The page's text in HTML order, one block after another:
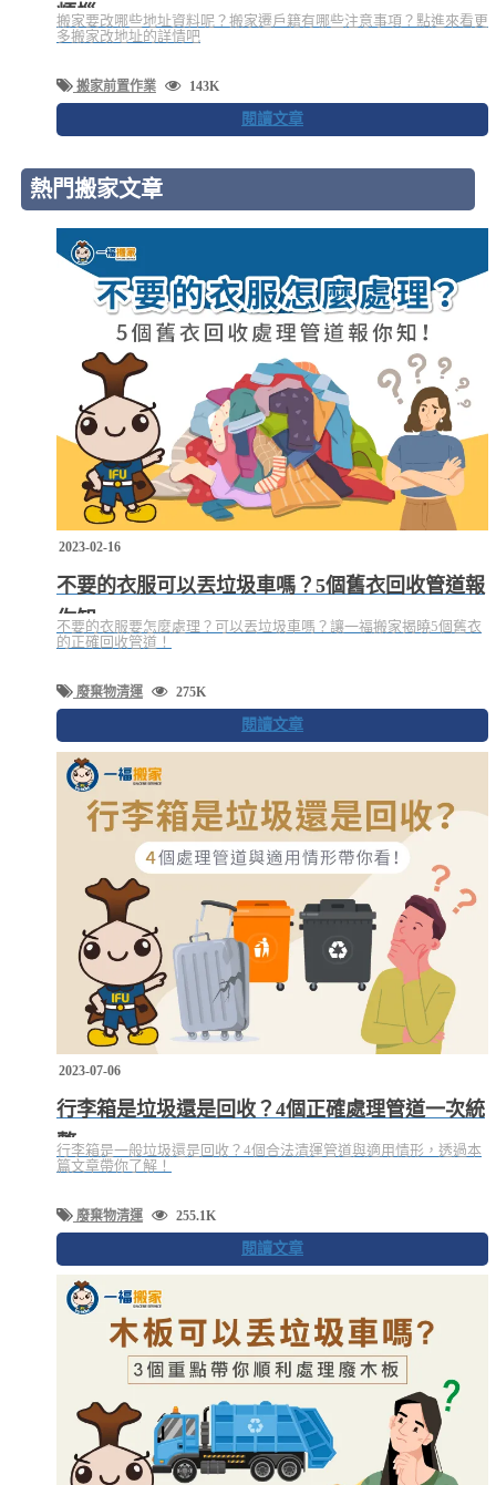
煩惱
搬家要改哪些地址資料呢？搬家遷戶籍有哪些注意事項？點進來看更
多搬家改地址的詳情吧
搬家前置作業 143K
閱讀文章
熱門搬家文章
2023-02-16
不要的衣服可以丟垃圾車嗎？5個舊衣回收管道報
你知
不要的衣服要怎麼處理？可以丟垃圾車嗎？讓一福搬家揭曉5個舊衣
的正確回收管道！
廢棄物清運 275K
閱讀文章
2023-07-06
行李箱是垃圾還是回收？4個正確處理管道一次統
整
行李箱是一般垃圾還是回收？4個合法清運管道與適用情形，透過本
篇文章帶你了解！
廢棄物清運 255.1K
閱讀文章